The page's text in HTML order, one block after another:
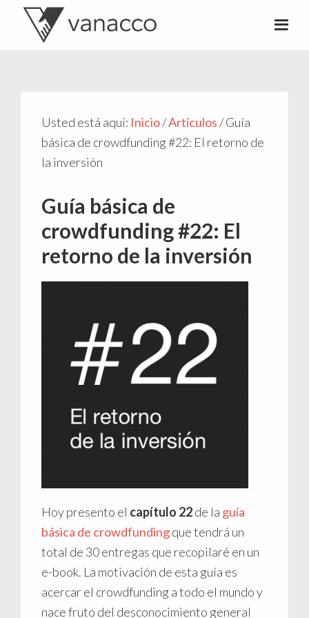
Usted está aquí: Inicio/Artículos/Guía
básica de crowdfunding #22: El retorno de
la inversión
Guía básica de
crowdfunding #22: El
retorno de la inversión
Hoy presento el capítulo 22de la guía
básica de crowdfundingque tendrá un
total de 30 entregas que recopilaré en un
e-book. La motivación de esta guía es
acercar el crowdfunding a todo el mundo y
nace fruto del desconocimiento general